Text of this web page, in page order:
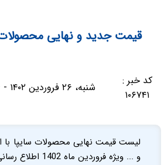
قیمت جدید و نهایی
کد خبر :
۱۰۶۷۴۱
شنبه، ۲۶ فروردین ۱۴۰۲ - ۰۹:۱۴:۳۶
لیست قیمت نهایی محصولات سایپا با
و ... ویژه فروردین ماه 1402 اطلاع رسانی شد.